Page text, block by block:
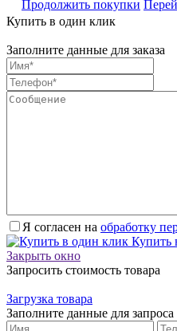
Продолжить покупки
Купить в один клик
Заполните данные для заказа
Я согласен на обработку
Купить
Закрыть окно
Запросить стоимость товара
Загрузка товара
Заполните данные для